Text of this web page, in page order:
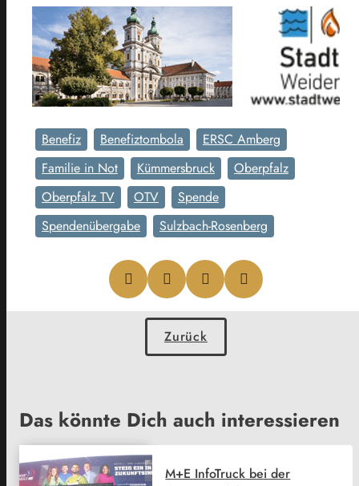
Benefiz Benefiztombola
ERSC Amberg
Familie in Not
Kümmersbruck
Oberpfalz
Oberpfalz TV
OTV
Spende
Spendenübergabe
Sulzbach-Rosenberg
Zurück
Das könnte Dich auch interessieren
M+E InfoTruck bei der